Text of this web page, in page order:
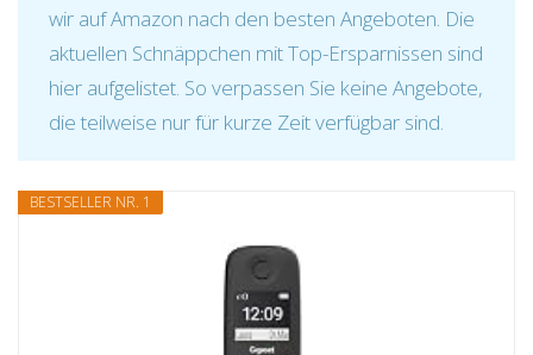
wir auf Amazon nach den besten Angeboten. Die
aktuellen Schnäppchen mit Top-Ersparnissen sind
hier aufgelistet. So verpassen Sie keine Angebote,
die teilweise nur für kurze Zeit verfügbar sind.
BESTSELLER NR. 1